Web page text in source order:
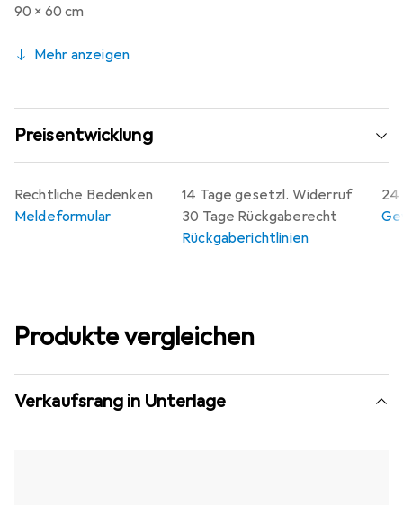
90 x 60 cm
Mehr anzeigen
Preisentwicklung
14 Tage gesetzl. Widerruf
30 Tage Rückgaberecht
Rückgaberichtlinien
24
Rechtliche Bedenken
Meldeformular
Produkte vergleichen
Verkaufsrang in Unterlage